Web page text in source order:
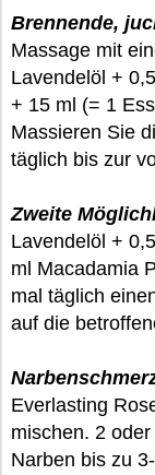
Brennende,
Massage mit
Lavendelöl +
+ 15 ml (= 1
Massieren Sie
täglich bis zur
Zweite
Lavendelöl +
ml Macadamia
mal täglich
auf die
Everlasting
mischen. 2
Narben bis zu